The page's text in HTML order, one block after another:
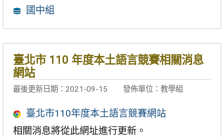
國中組
臺北市 110 年度本土語言競賽相關消息
網站
最後更新日期：2021-09-15 發佈單位：教學組
臺北市110年度本土語言競賽網站
相關消息將從此網址進行更新。